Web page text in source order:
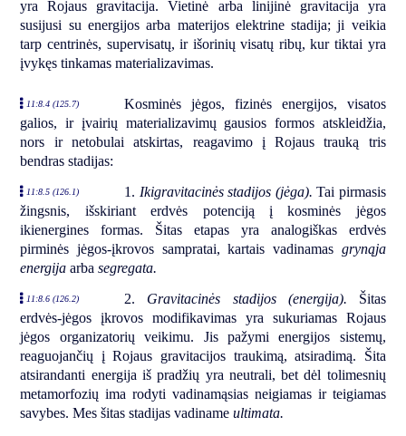
yra Rojaus gravitacija. Vietinė arba linijinė gravitacija yra
susijusi su energijos arba materijos elektrine stadija; ji veikia
tarp centrinės, supervisatų, ir išorinių visatų ribų, kur tiktai yra
įvykęs tinkamas materializavimas.
11:8.4 (125.7)
Kosminės jėgos, fizinės energijos, visatos
galios, ir įvairių materializavimų gausios formos atskleidžia,
nors ir netobulai atskirtas, reagavimo į Rojaus trauką tris
bendras stadijas:
11:8.5 (126.1) 1. Ikigravitacinės stadijos (jėga). Tai pirmasis
žingsnis, išskiriant erdvės potenciją į kosminės jėgos
ikienergines formas. Šitas etapas yra analogiškas erdvės
pirminės jėgos-įkrovos sampratai, kartais vadinamas grynąja
energija arbasegregata.
11:8.6 (126.2) 2. Gravitacinės stadijos (energija). Šitas
erdvės-jėgos įkrovos modifikavimas yra sukuriamas Rojaus
jėgos organizatorių veikimu. Jis pažymi energijos sistemų,
reaguojančių į Rojaus gravitacijos traukimą, atsiradimą. Šita
atsirandanti energija iš pradžių yra neutrali, bet dėl tolimesnių
metamorfozių ima rodyti vadinamąsias neigiamas ir teigiamas
savybes. Mes šitas stadijas vadinameultimata.